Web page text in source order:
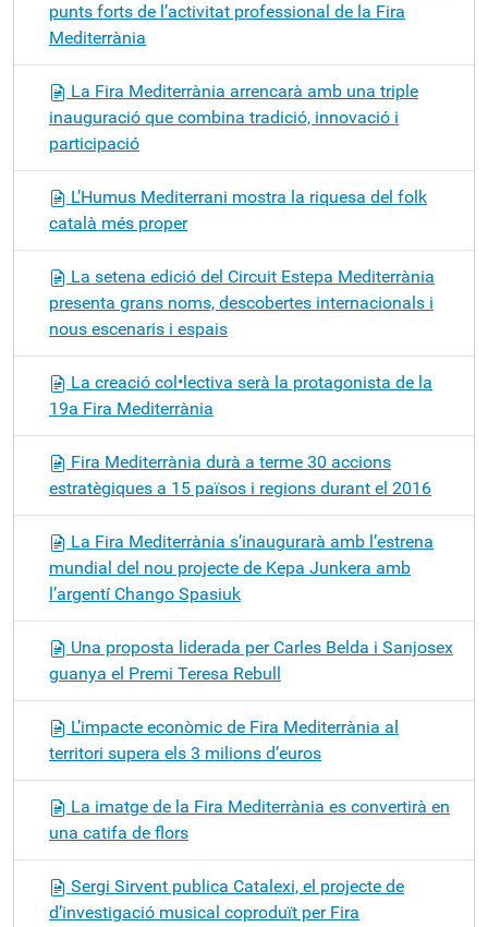
punts forts de l’activitat professional de la Fira
Mediterrània
La Fira Mediterrània arrencarà amb una triple
inauguració que combina tradició, innovació i
participació
L’Humus Mediterrani mostra la riquesa del folk
català més proper
La setena edició del Circuit Estepa Mediterrània
presenta grans noms, descobertes internacionals i
nous escenaris i espais
La creació col•lectiva serà la protagonista de la
19a Fira Mediterrània
Fira Mediterrània durà a terme 30 accions
estratègiques a 15 països i regions durant el 2016
La Fira Mediterrània s’inaugurarà amb l’estrena
mundial del nou projecte de Kepa Junkera amb
l’argentí Chango Spasiuk
Una proposta liderada per Carles Belda i Sanjosex
guanya el Premi Teresa Rebull
L’impacte econòmic de Fira Mediterrània al
territori supera els 3 milions d’euros
La imatge de la Fira Mediterrània es convertirà en
una catifa de flors
Sergi Sirvent publica Catalexi, el projecte de
d’investigació musical coproduït per Fira